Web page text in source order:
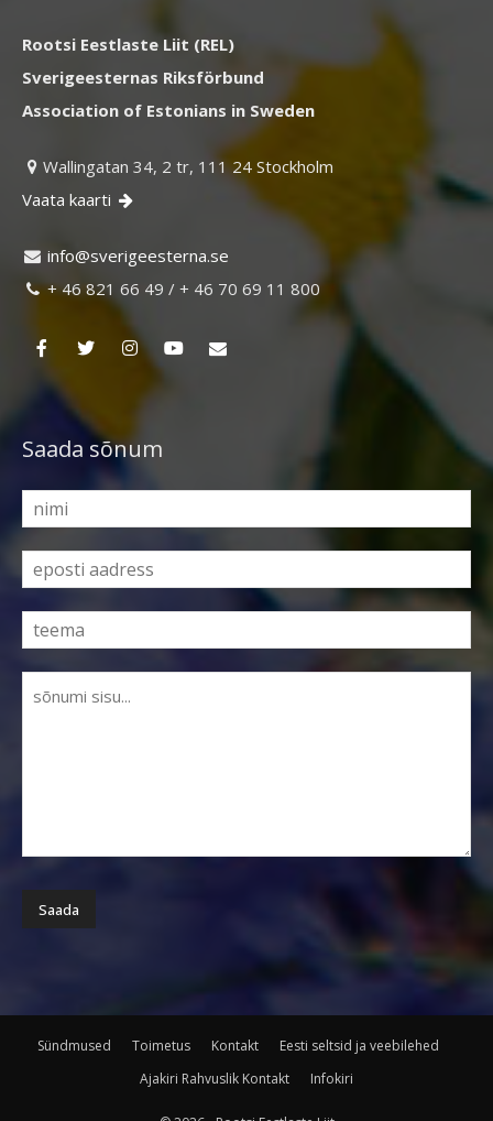
Rootsi Eestlaste Liit (REL)
Sverigeesternas Riksförbund
Association of Estonians in Sweden
 Wallingatan 34, 2 tr, 111 24 Stockholm
Vaata kaarti 
 es.an
retse
egire
vs@of
ni
 + 46 821 66 49 / + 46 70 69 11 800
Saada sõnum
Sündmused Toimetus Kontakt
Eesti seltsid ja veebilehed
Ajakiri Rahvuslik Kontakt
Infokiri